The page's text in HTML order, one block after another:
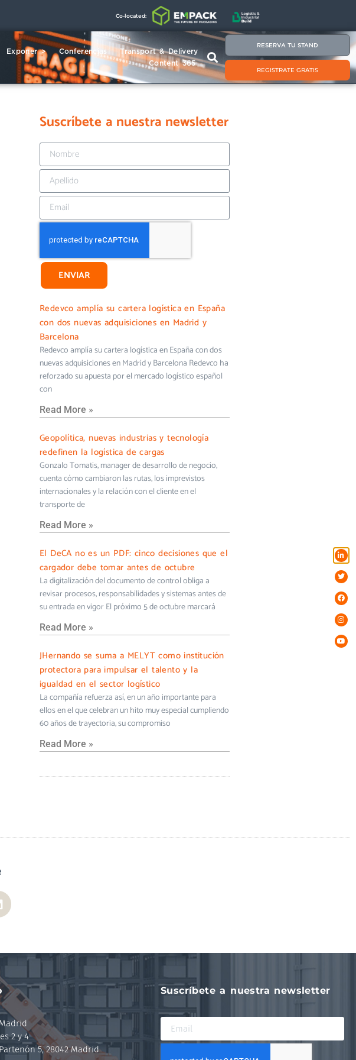
Co-located:
Exponer > Conferencias
Transport & Delivery
Content 365
RESERVA TU STAND
REGISTRATE GRATIS
Suscríbete a nuestra newsletter
ENVIAR
Redevco amplía su cartera logística en España
con dos nuevas adquisiciones en Madrid y
Barcelona
Redevco amplía su cartera logística en España con dos
nuevas adquisiciones en Madrid y Barcelona Redevco ha
reforzado su apuesta por el mercado logístico español
con
Read More »
Geopolítica, nuevas industrias y tecnología
redefinen la logística de cargas
Gonzalo Tomatis, manager de desarrollo de negocio,
cuenta cómo cambiaron las rutas, los imprevistos
internacionales y la relación con el cliente en el
transporte de
Read More »
El DeCA no es un PDF: cinco decisiones que el
cargador debe tomar antes de octubre
La digitalización del documento de control obliga a
revisar procesos, responsabilidades y sistemas antes de
su entrada en vigor El próximo 5 de octubre marcará
Read More »
JHernando se suma a MELYT como institución
protectora para impulsar el talento y la
igualdad en el sector logístico
La compañía refuerza así, en un año importante para
ellos en el que celebran un hito muy especial cumpliendo
60 años de trayectoria, su compromiso
Read More »
2 y 4
5, 28042 Madrid
Suscríbete a nuestra newsletter